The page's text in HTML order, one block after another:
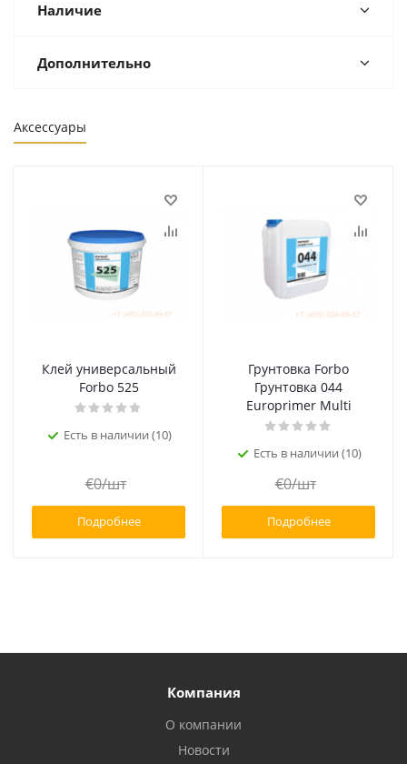
Наличие
Дополнительно
Аксессуары
Клей универсальный
Forbo 525
Есть в наличии (10)
€0/шт
Подробнее
Грунтовка Forbo
Грунтовка 044
Europrimer Multi
Есть в наличии (10)
€0/шт
Подробнее
Компания
О компании
Новости